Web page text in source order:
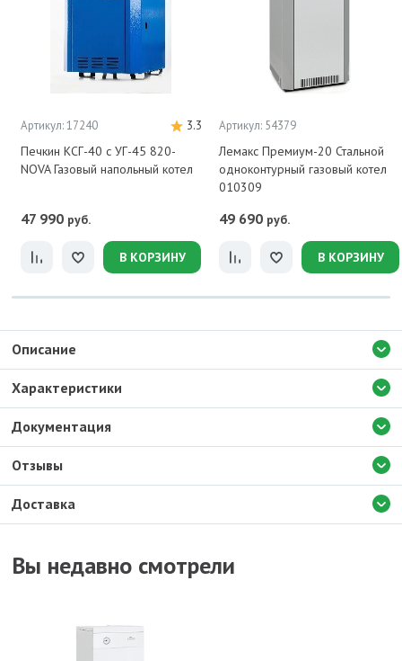
Артикул: 17240 3.3
Печкин КСГ-40 с УГ-45 820-
NOVA Газовый напольный котел
47 990 руб.
В КОРЗИНУ
Артикул: 54379
Лемакс Премиум-20 Стальной
одноконтурный газовый котел
010309
49 690 руб.
В КОРЗИНУ
Доставка
Описание
Характеристики
Документация
Отзывы
Вы недавно смотрели